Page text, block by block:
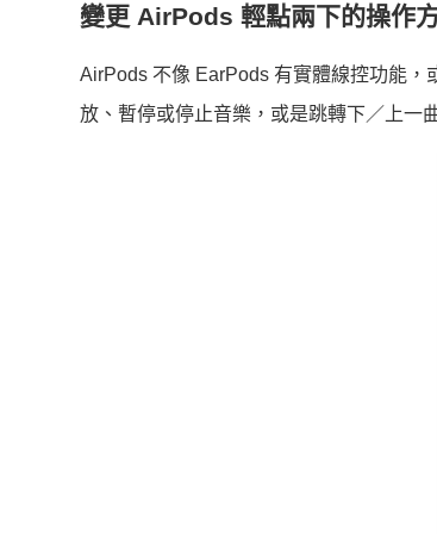
變更 AirPods 輕點兩下的操作
AirPods 不像 EarPods 有實體線控功能
放、暫停或停止音樂，或是跳轉下／上一